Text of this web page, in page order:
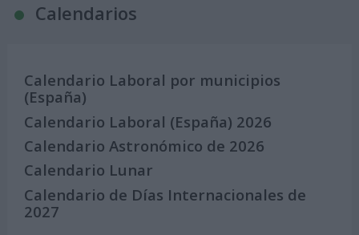
Calendarios
Calendario Laboral por municipios
(España)
Calendario Laboral (España) 2026
Calendario Astronómico de 2026
Calendario Lunar
Calendario de Días Internacionales de
2027